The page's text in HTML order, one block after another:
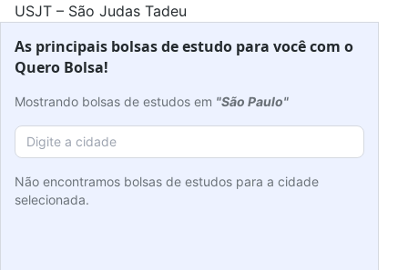
USJT – São Judas Tadeu
As principais bolsas de estudo para você com o
Quero Bolsa!
Mostrando bolsas de estudos em "São Paulo"
Não encontramos bolsas de estudos para a cidade
selecionada.